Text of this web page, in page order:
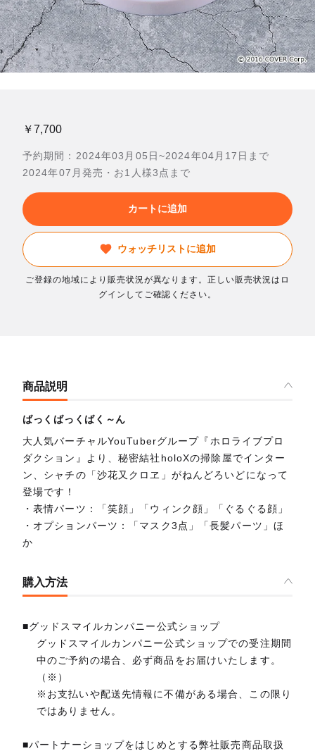
￥7,700
予約期間：2024年03月05日~2024年04月17日まで
2024年07月発売・お1人様3点まで
カートに追加
ウォッチリストに追加
ご登録の地域により販売状況が異なります。正しい販売状況はロ
グインしてご確認ください。
商品説明
ばっくばっくばく～ん
大人気バーチャルYouTuberグループ『ホロライブプロ
ダクション』より、秘密結社holoXの掃除屋でインター
ン、シャチの「沙花又クロヱ」がねんどろいどになって
登場です！
・表情パーツ：「笑顔」「ウィンク顔」「ぐるぐる顔」
・オプションパーツ：「マスク3点」「長髪パーツ」ほ
か
購入方法
■グッドスマイルカンパニー公式ショップ
グッドスマイルカンパニー公式ショップでの受注期間
中のご予約の場合、必ず商品をお届けいたします。
（※）
※お支払いや配送先情報に不備がある場合、この限り
ではありません。
■パートナーショップをはじめとする弊社販売商品取扱